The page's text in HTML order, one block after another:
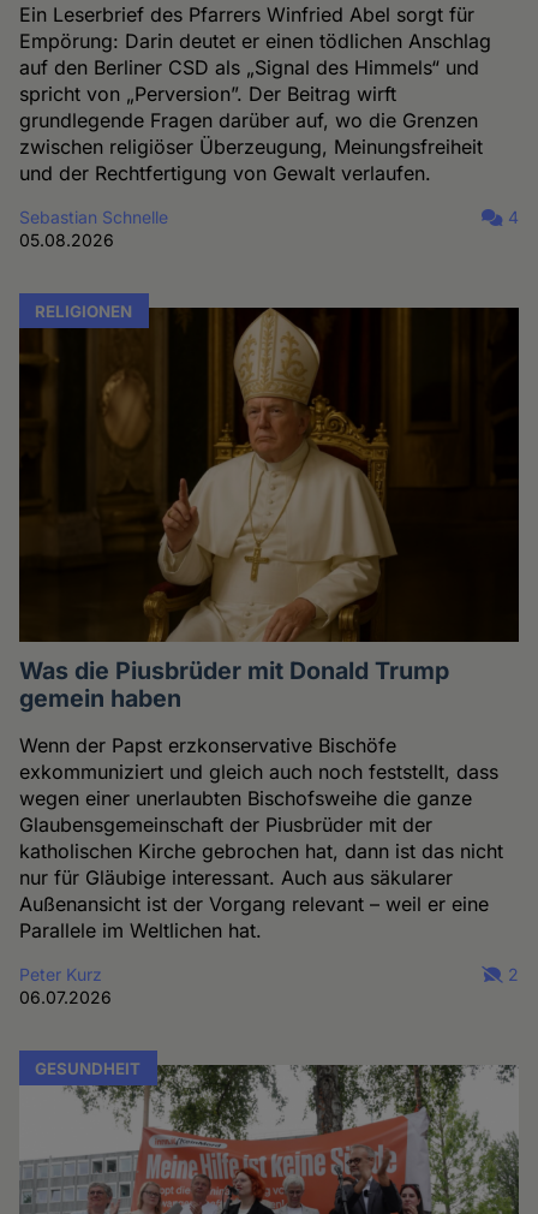
Ein Leserbrief des Pfarrers Winfried Abel sorgt für
Empörung: Darin deutet er einen tödlichen Anschlag
auf den Berliner CSD als „Signal des Himmels“ und
spricht von „Perversion”. Der Beitrag wirft
grundlegende Fragen darüber auf, wo die Grenzen
zwischen religiöser Überzeugung, Meinungsfreiheit
und der Rechtfertigung von Gewalt verlaufen.
Sebastian Schnelle
05.08.2026
4
RELIGIONEN
Was die Piusbrüder mit Donald Trump
gemein haben
Wenn der Papst erzkonservative Bischöfe
exkommuniziert und gleich auch noch feststellt, dass
wegen einer unerlaubten Bischofsweihe die ganze
Glaubensgemeinschaft der Piusbrüder mit der
katholischen Kirche gebrochen hat, dann ist das nicht
nur für Gläubige interessant. Auch aus säkularer
Außenansicht ist der Vorgang relevant – weil er eine
Parallele im Weltlichen hat.
Peter Kurz
06.07.2026
2
GESUNDHEIT